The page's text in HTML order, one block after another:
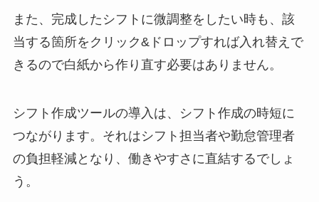
また、完成したシフトに微調整をしたい時も、該
当する箇所をクリック&ドロップすれば入れ替えで
きるので白紙から作り直す必要はありません。
シフト作成ツールの導入は、シフト作成の時短に
つながります。それはシフト担当者や勤怠管理者
の負担軽減となり、働きやすさに直結するでしょ
う。